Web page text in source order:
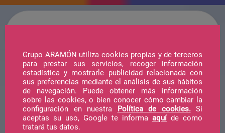
Grupo ARAMÓN utiliza cookies propias y de terceros
para prestar sus servicios, recoger información
estadística y mostrarle publicidad relacionada con
sus preferencias mediante el análisis de sus hábitos
de navegación. Puede obtener más información
sobre las cookies, o bien conocer cómo cambiar la
configuración en nuestra Política de cookies.Si
aceptas su uso, Google te informa aquíde como
tratará tus datos.